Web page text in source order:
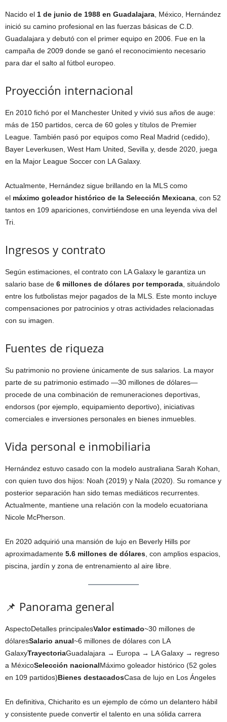
Nacido el 1 de junio de 1988 en Guadalajara , México, Hernández
inició su camino profesional en las fuerzas básicas de C.D.
Guadalajara y debutó con el primer equipo en 2006. Fue en la
campaña de 2009 donde se ganó el reconocimiento necesario
para dar el salto al fútbol europeo.
Proyección internacional
En 2010 fichó por el Manchester United y vivió sus años de auge:
más de 150 partidos, cerca de 60 goles y títulos de Premier
League. También pasó por equipos como Real Madrid (cedido),
Bayer Leverkusen, West Ham United, Sevilla y, desde 2020, juega
en la Major League Soccer con LA Galaxy.
Actualmente, Hernández sigue brillando en la MLS como
el máximo goleador histórico de la Selección Mexicana , con 52
tantos en 109 apariciones, convirtiéndose en una leyenda viva del
Tri.
Ingresos y contrato
Según estimaciones, el contrato con LA Galaxy le garantiza un
salario base de 6 millones de dólares por temporada , situándolo
entre los futbolistas mejor pagados de la MLS. Este monto incluye
compensaciones por patrocinios y otras actividades relacionadas
con su imagen.
Fuentes de riqueza
Su patrimonio no proviene únicamente de sus salarios. La mayor
parte de su patrimonio estimado —30 millones de dólares—
procede de una combinación de remuneraciones deportivas,
endorsos (por ejemplo, equipamiento deportivo), iniciativas
comerciales e inversiones personales en bienes inmuebles.
Vida personal e inmobiliaria
Hernández estuvo casado con la modelo australiana Sarah Kohan,
con quien tuvo dos hijos: Noah (2019) y Nala (2020). Su romance y
posterior separación han sido temas mediáticos recurrentes.
Actualmente, mantiene una relación con la modelo ecuatoriana
Nicole McPherson.
En 2020 adquirió una mansión de lujo en Beverly Hills por
aproximadamente 5.6 millones de dólares , con amplios espacios,
piscina, jardín y zona de entrenamiento al aire libre.
📌 Panorama general
AspectoDetalles principalesValor estimado~30 millones de
dólaresSalario anual~6 millones de dólares con LA
GalaxyTrayectoriaGuadalajara → Europa → LA Galaxy → regreso
a MéxicoSelección nacionalMáximo goleador histórico (52 goles
en 109 partidos)Bienes destacadosCasa de lujo en Los Ángeles
En definitiva, Chicharito es un ejemplo de cómo un delantero hábil
y consistente puede convertir el talento en una sólida carrera